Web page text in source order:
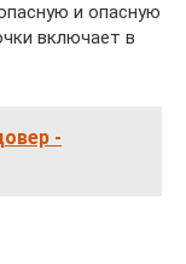
и опасную
включает в
-